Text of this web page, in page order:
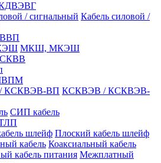
Кабель силовой /
МКШ, МКЭШ
КСКВЭВ / КСКВЭВ-
СИП кабель
Плоский кабель шлейф
Коаксиальный кабель
Межплатный